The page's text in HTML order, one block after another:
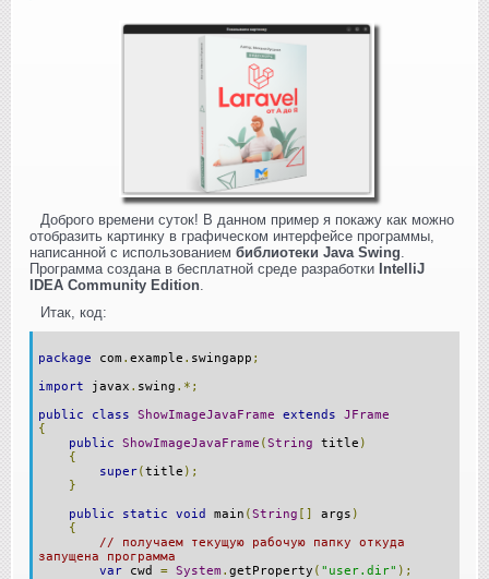
Доброго времени суток! В данном пример я покажу как можно
отобразить картинку в графическом интерфейсе программы,
написанной с использованием библиотеки Java Swing
Программа создана в бесплатной среде разработки IntelliJ
IDEA Community Edition
Итак, код:
package com . example . swingapp ;
import javax . swing .*;
public
class ShowImageJavaFrame extends
JFrame
{
public
ShowImageJavaFrame (String title )
{
super(title );
}
public
static void main (String [] args )
{
// получаем текущую рабочую папку откуда
запущена программа
var cwd = System . getProperty ( "user.dir" );